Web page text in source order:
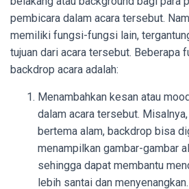
pembicara dalam acara tersebut.
memiliki fungsi-fungsi lain,
tujuan dari acara tersebut. Beberapa
backdrop acara adalah:
Menambahkan kesan atau
dalam acara tersebut.
bertema alam, backdrop bisa
menampilkan gambar-gambar
sehingga dapat membantu
lebih santai dan menyenangkan.